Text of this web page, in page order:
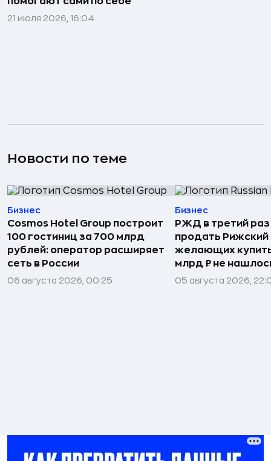
21 июля 2026, 16:04
Новости по теме
Бизнес
Cosmos Hotel Group построит
100 гостиниц за 700 млрд
рублей: оператор расширяет
сеть в России
06 августа 2026, 00:25
Бизнес
РЖД в третий
продать Рижский
желающих
млрд ₽ не
05 августа 2026,